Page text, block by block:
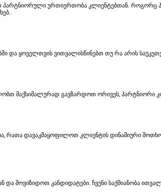
პარტნიორული ურთიერთობა კლიენტებთან.
და ყოველთვის ვითვალისწინებთ თუ რა არის
მაქსიმალურად გავზარდოთ ორივეს, პარტნიორი
დავაკმაყოფილოთ კლიენტის დინამიური
კანდიდატები. ჩვენი საქმიანობა